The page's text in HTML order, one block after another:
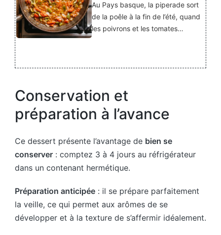
Au Pays basque, la piperade sort
de la poêle à la fin de l’été, quand
les poivrons et les tomates…
Conservation et
préparation à l’avance
Ce dessert présente l’avantage de bien se
conserver : comptez 3 à 4 jours au réfrigérateur
dans un contenant hermétique.
Préparation anticipée : il se prépare parfaitement
la veille, ce qui permet aux arômes de se
développer et à la texture de s’affermir idéalement.